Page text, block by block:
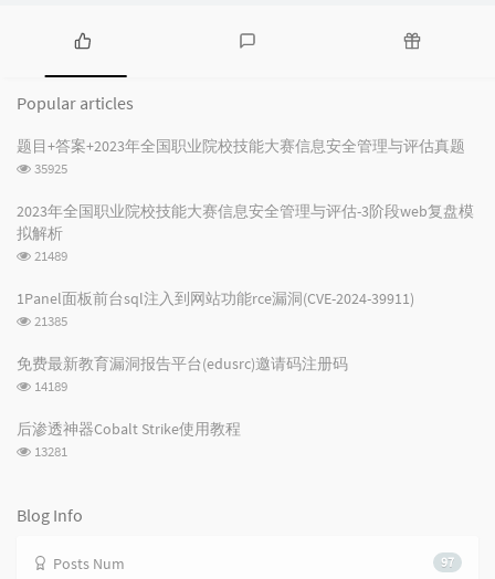
P
p
u
l
r
i
e
e
s
c
o
e
s
d
o
c
l
Popular articles
题目+答案+2023年全国职业院校技能大赛信息安全管理与评估真题
浏
次
数:
35925
2023年全国职业院校技能大赛信息安全管理与评估-3阶段web复盘模
拟解析
浏
次
21489
1Panel面板前台sql注入到网站功能rce漏洞(CVE-2024-39911)
浏
次
数:
21385
免费最新教育漏洞报告平台(edusrc)邀请码注册码
浏
次
数:
14189
后渗透神器Cobalt Strike使用教程
浏
13281
Blog Info
97
Posts Num